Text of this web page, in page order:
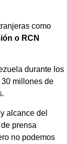
como
o RCN
durante los
millones de
alcance del
prensa
no podemos